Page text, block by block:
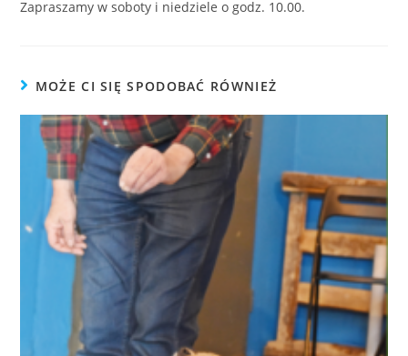
Zapraszamy w soboty i niedziele o godz. 10.00.
MOŻE CI SIĘ SPODOBAĆ RÓWNIEŻ